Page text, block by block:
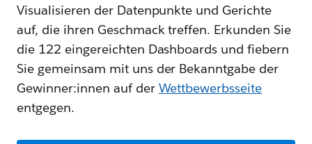
Visualisieren der Datenpunkte und Gerichte
auf, die ihren Geschmack treffen. Erkunden Sie
die 122 eingereichten Dashboards und fiebern
Sie gemeinsam mit uns der Bekanntgabe der
Gewinner:innen auf der Wettbewerbsseite
entgegen.